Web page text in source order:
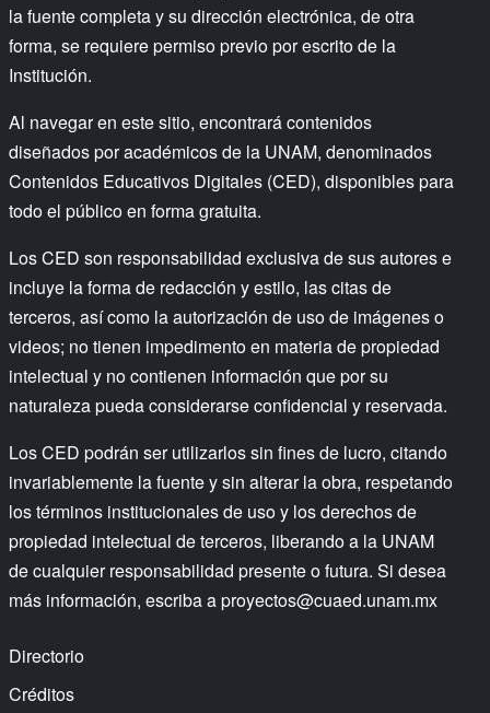
la fuente completa y su dirección electrónica, de otra
forma, se requiere permiso previo por escrito de la
Institución.
Al navegar en este sitio, encontrará contenidos
diseñados por académicos de la UNAM, denominados
Contenidos Educativos Digitales (CED), disponibles para
todo el público en forma gratuita.
Los CED son responsabilidad exclusiva de sus autores e
incluye la forma de redacción y estilo, las citas de
terceros, así como la autorización de uso de imágenes o
videos; no tienen impedimento en materia de propiedad
intelectual y no contienen información que por su
naturaleza pueda considerarse confidencial y reservada.
Los CED podrán ser utilizarlos sin fines de lucro, citando
invariablemente la fuente y sin alterar la obra, respetando
los términos institucionales de uso y los derechos de
propiedad intelectual de terceros, liberando a la UNAM
de cualquier responsabilidad presente o futura. Si desea
más información, escriba aproyectos@cuaed.unam.mx
Directorio
Créditos